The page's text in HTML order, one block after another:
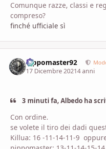
Comunque razze, classi e
compreso?
finché ufficiale sì
Pippomaster92
17 Dicembre 20214 anni
3 minuti fa, Albedo ha
Con ordine.
se volete il tiro dei dadi
Killua: 16 -11-14-11-9